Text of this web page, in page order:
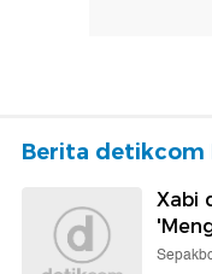
Berita detikcom
Xabi